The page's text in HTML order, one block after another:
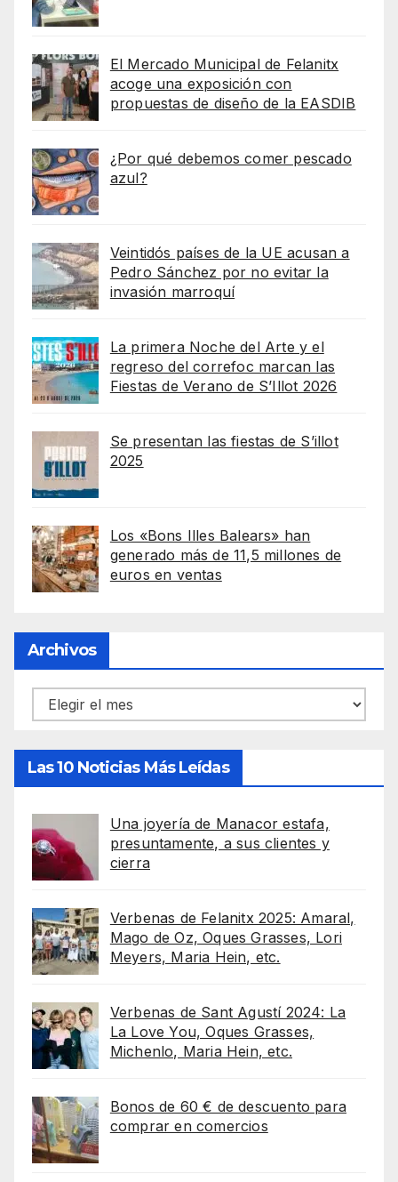
El Mercado Municipal de Felanitx
acoge una exposición con
propuestas de diseño de la EASDIB
¿Por qué debemos comer pescado
azul?
Veintidós países de la UE acusan a
Pedro Sánchez por no evitar la
invasión marroquí
La primera Noche del Arte y el
regreso del correfoc marcan las
Fiestas de Verano de S’Illot 2026
Se presentan las fiestas de S’illot
2025
Los «Bons Illes Balears» han
generado más de 11,5 millones de
euros en ventas
Archivos
Archivos
Las 10 Noticias Más Leídas
Una joyería de Manacor estafa,
presuntamente, a sus clientes y
cierra
Verbenas de Felanitx 2025: Amaral,
Mago de Oz, Oques Grasses, Lori
Meyers, Maria Hein, etc.
Verbenas de Sant Agustí 2024: La
La Love You, Oques Grasses,
Michenlo, Maria Hein, etc.
Bonos de 60 € de descuento para
comprar en comercios